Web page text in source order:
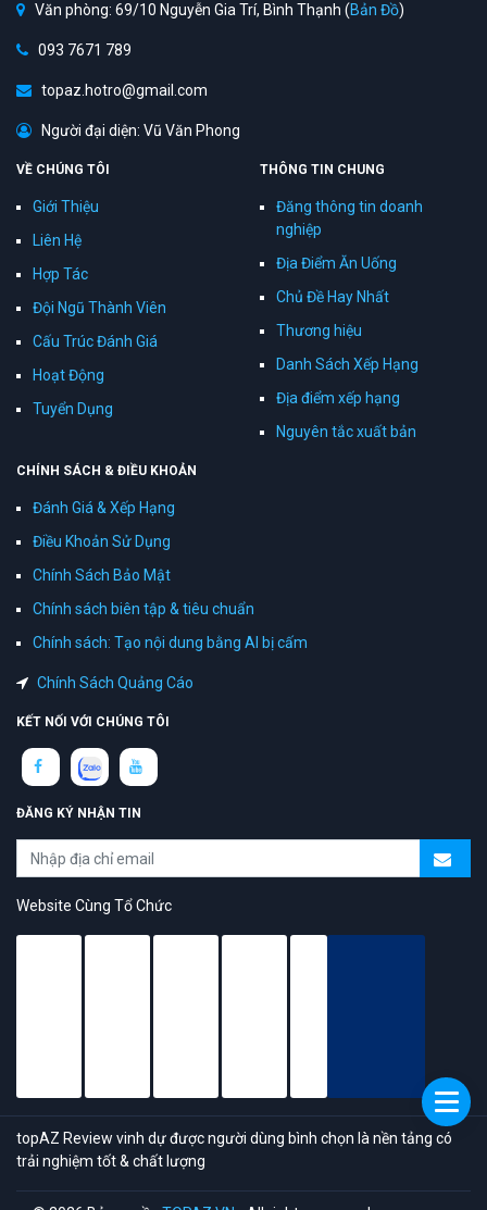
Văn phòng: 69/10 Nguyễn Gia Trí, Bình Thạnh (Bản Đồ)
093 7671 789
topaz.hotro@gmail.com
Người đại diện: Vũ Văn Phong
VỀ CHÚNG TÔI
Giới Thiệu
Liên Hệ
Hợp Tác
Đội Ngũ Thành Viên
Cấu Trúc Đánh Giá
Hoạt Động
Tuyển Dụng
THÔNG TIN CHUNG
Đăng thông tin doanh
nghiệp
Địa Điểm Ăn Uống
Chủ Đề Hay Nhất
Thương hiệu
Danh Sách Xếp Hạng
Địa điểm xếp hạng
Nguyên tắc xuất bản
CHÍNH SÁCH & ĐIỀU KHOẢN
Đánh Giá & Xếp Hạng
Điều Khoản Sử Dụng
Chính Sách Bảo Mật
Chính sách biên tập & tiêu chuẩn
Chính sách: Tạo nội dung bằng AI bị cấm
Chính Sách Quảng Cáo
KẾT NỐI VỚI CHÚNG TÔI
ĐĂNG KÝ NHẬN TIN
Website Cùng Tổ Chức
topAZ Review vinh dự được người dùng bình chọn là nền tảng có
trải nghiệm tốt & chất lượng